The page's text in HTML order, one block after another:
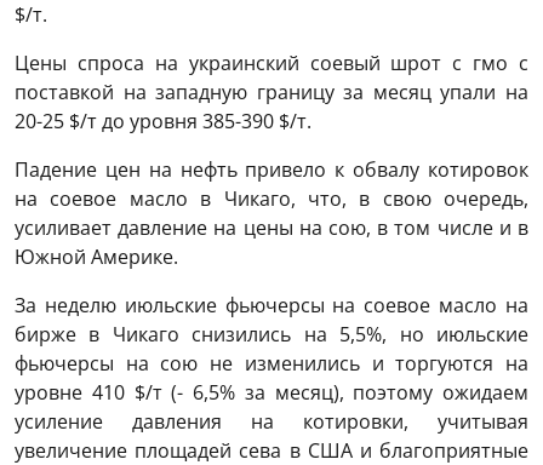
$/т.
Цены спроса на украинский соевый шрот с гмо с
поставкой на западную границу за месяц упали на
20-25 $/т до уровня 385-390 $/т.
Падение цен на нефть привело к обвалу котировок
на соевое масло в Чикаго, что, в свою очередь,
усиливает давление на цены на сою, в том числе и в
Южной Америке.
За неделю июльские фьючерсы на соевое масло на
бирже в Чикаго снизились на 5,5%, но июльские
фьючерсы на сою не изменились и торгуются на
уровне 410 $/т (- 6,5% за месяц), поэтому ожидаем
усиление давления на котировки, учитывая
увеличение площадей сева в США и благоприятные